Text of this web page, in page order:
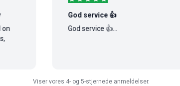
God service 👍
God service 👍...
Viser vores 4- og 5-stjernede anmeldelser.